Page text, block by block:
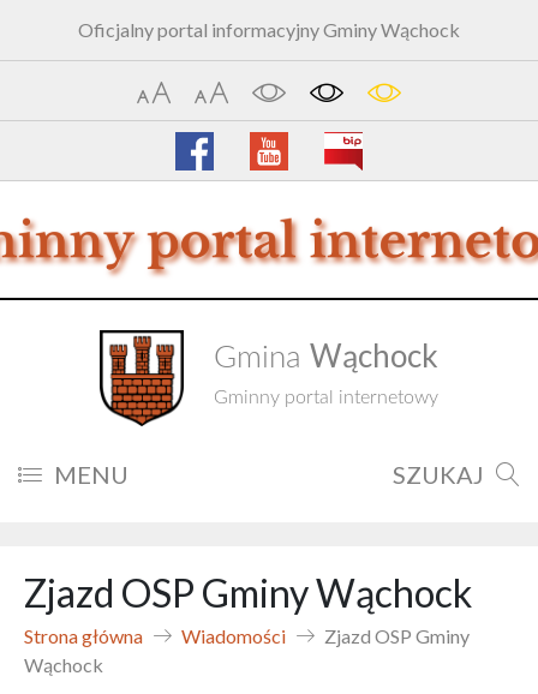
Oficjalny portal informacyjny Gminy Wąchock
Gmina Wąchock
Gminny portal internetowy
MENU SZUKAJ
Zjazd OSP Gminy Wąchock
Strona główna Wiadomości
Zjazd OSP Gminy
Wąchock